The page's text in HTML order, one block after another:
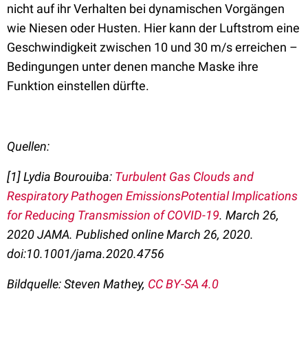
nicht auf ihr Verhalten bei dynamischen Vorgängen
wie Niesen oder Husten. Hier kann der Luftstrom eine
Geschwindigkeit zwischen 10 und 30 m/s erreichen –
Bedingungen unter denen manche Maske ihre
Funktion einstellen dürfte.
Quellen:
[1]Lydia Bourouiba: Turbulent Gas Clouds and
Respiratory Pathogen EmissionsPotential Implications
for Reducing Transmission of COVID-19. March 26,
2020 JAMA. Published online March 26, 2020.
doi:10.1001/jama.2020.4756
Bildquelle: Steven Mathey, CC BY-SA 4.0